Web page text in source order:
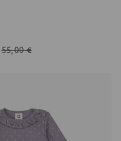
55,00 €